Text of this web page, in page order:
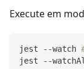
Execute em
jest --watch
jest --